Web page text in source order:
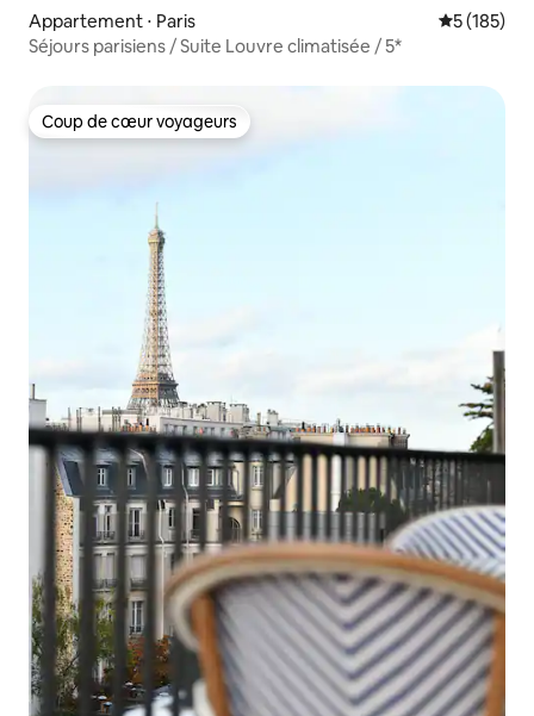
Appartement ⋅ Paris Évaluation
5 (185)
Séjours parisiens / Suite Louvre climatisée / 5*
Coup de cœur voyageurs
Coup de cœur voyageurs